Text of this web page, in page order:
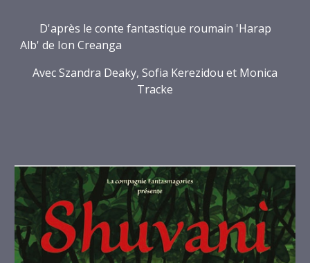
D'après le conte fantastique roumain 'Harap
Alb' de Ion Creanga
Avec Szandra Deaky, Sofia Kerezidou et Monica
Tracke